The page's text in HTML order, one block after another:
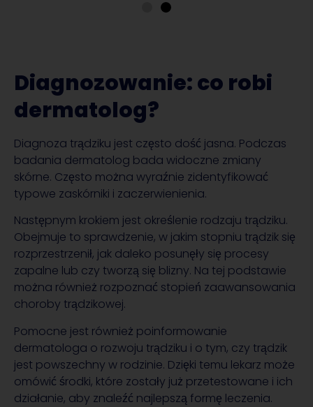
Diagnozowanie: co robi
dermatolog?
Diagnoza trądziku jest często dość jasna. Podczas
badania dermatolog bada widoczne zmiany
skórne. Często można wyraźnie zidentyfikować
typowe zaskórniki i zaczerwienienia.
Następnym krokiem jest określenie rodzaju trądziku.
Obejmuje to sprawdzenie, w jakim stopniu trądzik się
rozprzestrzenił, jak daleko posunęły się procesy
zapalne lub czy tworzą się blizny. Na tej podstawie
można również rozpoznać stopień zaawansowania
choroby trądzikowej.
Pomocne jest również poinformowanie
dermatologa o rozwoju trądziku i o tym, czy trądzik
jest powszechny w rodzinie. Dzięki temu lekarz może
omówić środki, które zostały już przetestowane i ich
działanie, aby znaleźć najlepszą formę leczenia.